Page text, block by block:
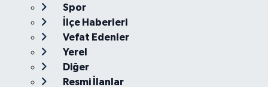
Spor
İlçe Haberleri
Vefat Edenler
Yerel
Diğer
Resmi İlanlar